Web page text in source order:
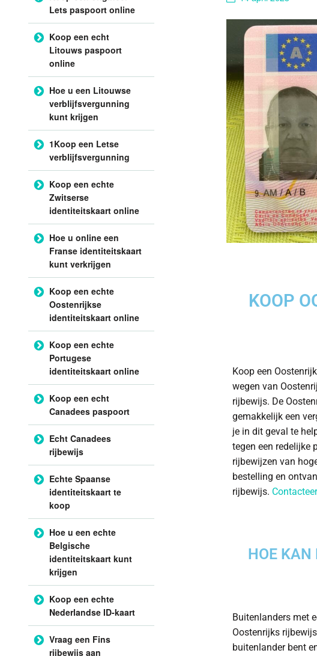
KOOP
Koop een
wegen van
rijbewijs. De
gemakkelijk een
je in dit geval te
tegen een redelijke
rijbewijzen van
bestelling en
rijbewijs.
HOE KAN
Buitenlanders met
Oostenrijks
buitenlander bent
Lets paspoort online
Koop een echt
Litouws paspoort
online
Hoe u een Litouwse
verblijfsvergunning
kunt krijgen
1Koop een Letse
verblijfsvergunning
Koop een echte
Zwitserse
identiteitskaart online
Hoe u online een
Franse identiteitskaart
kunt verkrijgen
Koop een echte
Oostenrijkse
identiteitskaart online
Koop een echte
Portugese
identiteitskaart online
Koop een echt
Canadees paspoort
Echt Canadees
rijbewijs
Echte Spaanse
identiteitskaart te
koop
Hoe u een echte
Belgische
identiteitskaart kunt
krijgen
Koop een echte
Nederlandse ID-kaart
Vraag een Fins
rijbewijs aan